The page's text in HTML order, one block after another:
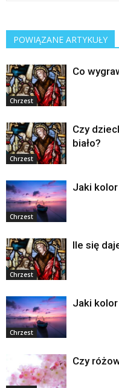
POWIĄZANE ARTYKUŁY
Chrzest
Co
Chrzest
Czy
biało?
Chrzest
Jaki
Chrzest
Ile się
Chrzest
Jaki
Czy